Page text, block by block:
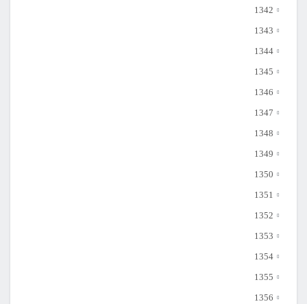
1342
1343
1344
1345
1346
1347
1348
1349
1350
1351
1352
1353
1354
1355
1356